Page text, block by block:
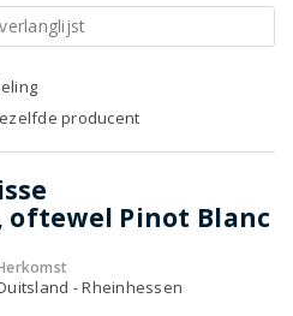
producent
Pinot Blanc
- Rheinhessen